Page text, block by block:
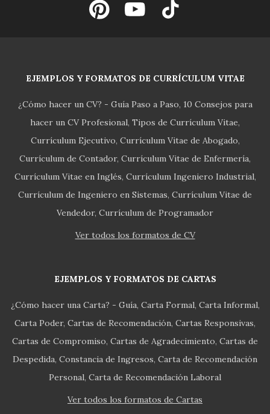
EJEMPLOS Y FORMATOS DE CURRÍCULUM VITAE
¿Cómo hacer un CV? - Guía Paso a Paso 10 Consejos para
hacer un CV Profesional Tipos de Currículum Vitae
Currículum Ejecutivo Currículum Vitae de Abogado
Currículum de Contador Currículum Vitae de Enfermería
Currículum Vitae en Inglés Currículum Ingeniero Industrial
Currículum de Ingeniero en Sistemas Currículum Vitae de
Vendedor Currículum de Programador
Ver todos los formatos de CV
EJEMPLOS Y FORMATOS DE CARTAS
¿Cómo hacer una Carta? - Guía Carta Formal Carta Informal
Carta Poder Cartas de Recomendación Cartas Responsivas
Cartas de Compromiso Cartas de Agradecimiento Cartas de
Despedida Constancia de Ingresos Carta de Recomendación
Personal Carta de Recomendación Laboral
Ver todos los formatos de Cartas